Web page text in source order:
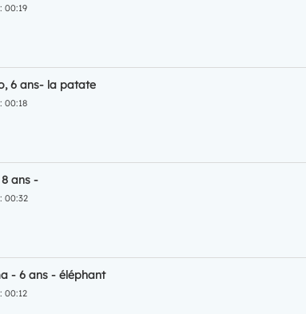
00:19
6 ans- la patate
00:18
ans -
00:32
- 6 ans - éléphant
00:12